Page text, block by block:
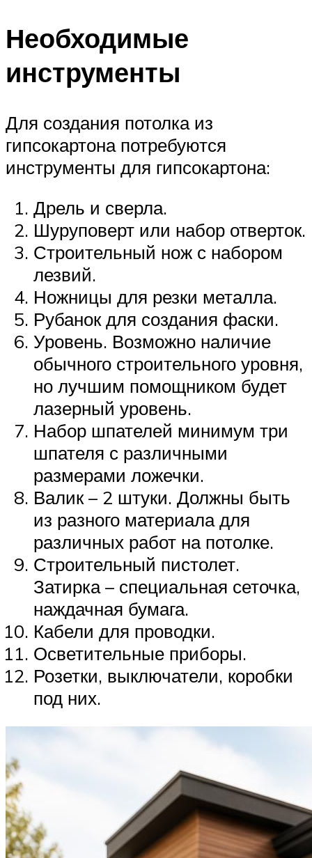
Необходимые
инструменты
Для создания потолка из
гипсокартона потребуются
инструменты для гипсокартона:
Дрель и сверла.
Шуруповерт или набор отверток.
Строительный нож с набором
лезвий.
Ножницы для резки металла.
Рубанок для создания фаски.
Уровень. Возможно наличие
обычного строительного уровня,
но лучшим помощником будет
лазерный уровень.
Набор шпателей минимум три
шпателя с различными
размерами ложечки.
Валик – 2 штуки. Должны быть
из разного материала для
различных работ на потолке.
Строительный пистолет.
Затирка – специальная сеточка,
наждачная бумага.
Кабели для проводки.
Осветительные приборы.
Розетки, выключатели, коробки
под них.